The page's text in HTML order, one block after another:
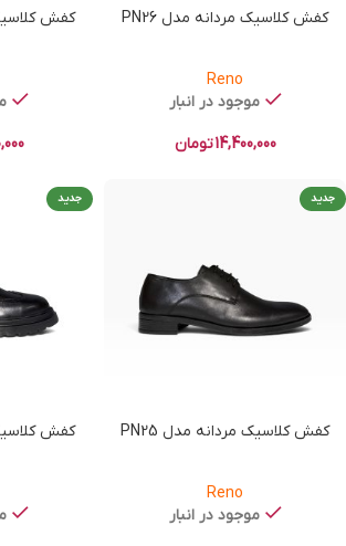
کفش کلاسیک مردانه مدل PN26
Reno
موجود در انبار
14,400,000تومان
کفش
جدید
کفش کلاسیک مردانه مدل PN25
Reno
موجود در انبار
جدید
کفش